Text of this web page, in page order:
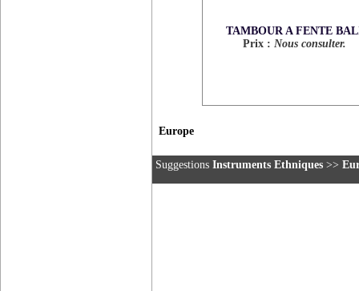
TAMBOUR A FENTE
Prix : Nous consulter.
Europe
Suggestions Instruments Ethniques >>